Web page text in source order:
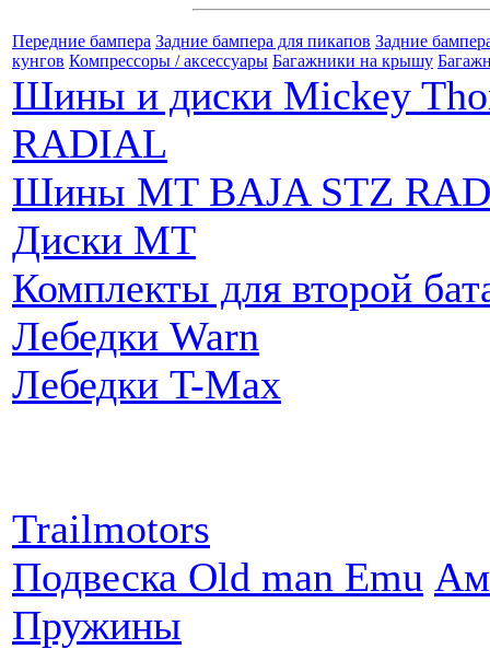
Передние бампера Задние бампера для пикапов Задние
кунгов Компрессоры / аксессуары Багажники на крышу
Шины и диски Mickey
RADIAL
Шины MT BAJA STZ
Диски MT
Комплекты для второй
Лебедки Warn
Лебедки T-Max
Trailmotors
Подвеска Old man Emu
Пружины